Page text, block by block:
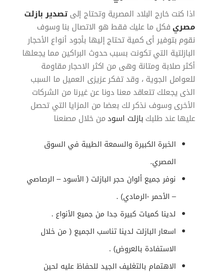
اذا كنت خارج البلاد المصرية وتحتاج إلىتصدير بازلت
مصريفكل ما عليك فقط هو الاتصال بنا وسوف
نقوم بتوفير أى كمية تحتاج إليها بأجود أنواع الأحجار
البازلتية التي تكونت بسبب حدوث البراكين مما يجعلها
أكثر صلابة ومتانة وهى من اكثر الاحجار مقاومة
للعوامل الجوية ، وقد تفكر عزيزى العميل ما السبب
الذى يجعلك تتعاقد معنا دونا عن غيرنا من الشركات
الأخرى وسوف نذكر لك بعضا من المزايا التي تحصل
عليها عند طلبكبازلت اسودمن خلال مصنعنا
الخبرة الكبيرة والسمعة الطيبة في السوق
المصري.
نوفر جميع ألوان حجر البازلت ( الأسود – الرصاصي
– الأحمر -الرمادي) .
لدينا كميات كبيرة جدا من جميع الأنواع .
اسعار البازلت لدينا تناسب الجميع ( من خلال
الاستفادة بالعروض) .
الاهتمام بالتغليف الجيد للحفاظ عليه لحين